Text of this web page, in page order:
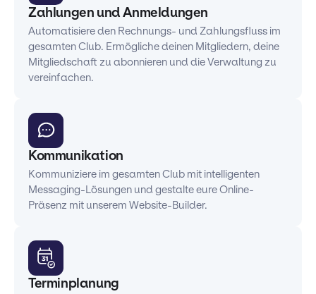
Zahlungen und Anmeldungen
Automatisiere den Rechnungs- und Zahlungsfluss im
gesamten Club. Ermögliche deinen Mitgliedern, deine
Mitgliedschaft zu abonnieren und die Verwaltung zu
vereinfachen.
Kommunikation
Kommuniziere im gesamten Club mit intelligenten
Messaging-Lösungen und gestalte eure Online-
Präsenz mit unserem Website-Builder.
Terminplanung